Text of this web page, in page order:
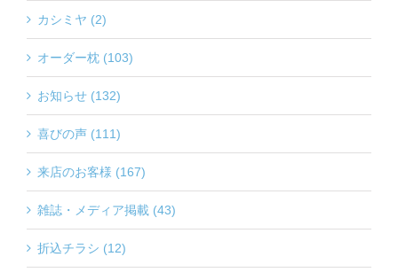
カシミヤ (2)
オーダー枕 (103)
お知らせ (132)
喜びの声 (111)
来店のお客様 (167)
雑誌・メディア掲載 (43)
折込チラシ (12)